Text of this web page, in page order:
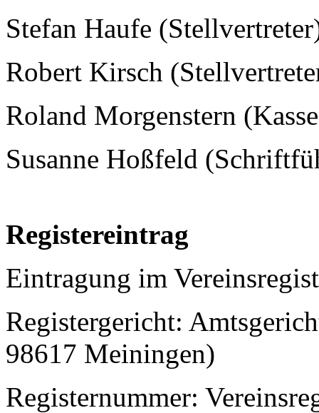
Stefan Haufe
Robert Kirsch
Roland Morgenstern
Susanne Hoßfeld
Registereintrag
Eintragung im
Registergericht:
98617 Meiningen)
Registernummer: